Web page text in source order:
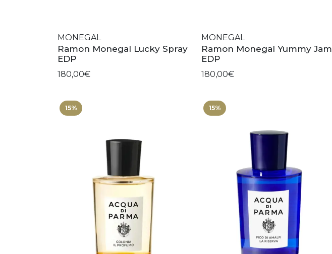
MONEGAL
Ramon Monegal Lucky Spray
EDP
180,00€
MONEGAL
Ramon Monegal Yummy Jam
EDP
180,00€
15% 15%